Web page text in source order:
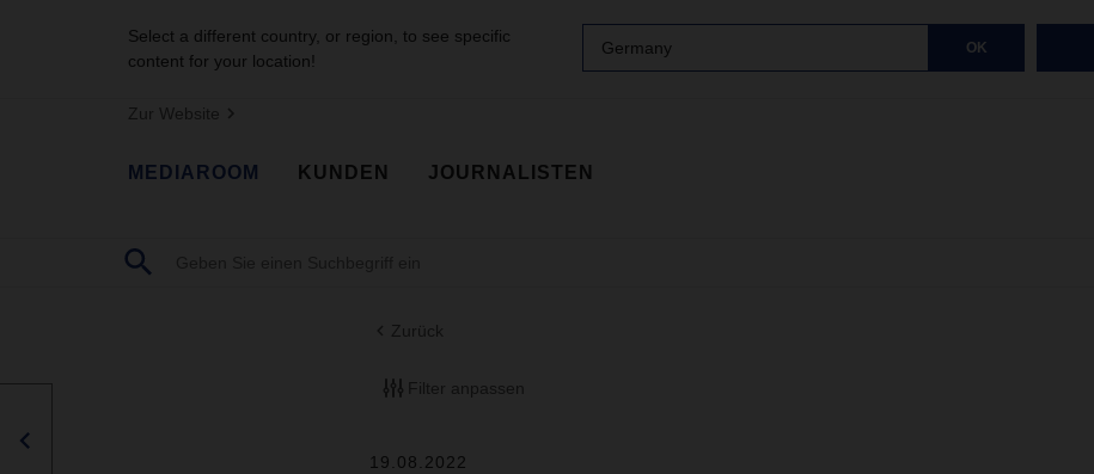
Select a different country, or region, to see specific
content for your location!
Germany OK
Zur Website
MEDIAROOM KUNDEN JOURNALISTEN
Zurück
Filter anpassen
19.08.2022